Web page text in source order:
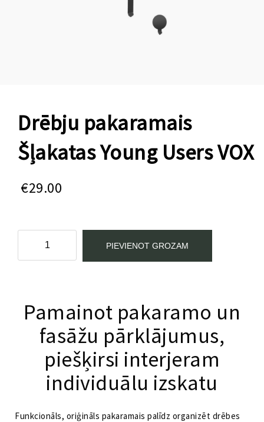
Drēbju pakaramais
Šļakatas Young Users VOX
€29.00
pakaramais
Šļakatas
daudzums
PIEVIENOT GROZAM
Pamainot pakaramo un
fasāžu pārklājumus,
piešķirsi interjeram
individuālu izskatu
Funkcionāls, oriģināls pakaramais palīdz organizēt drēbes